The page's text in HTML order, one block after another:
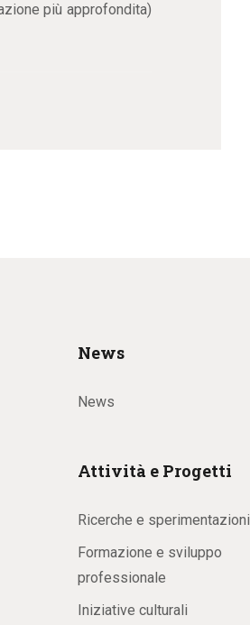
più approfondita)
News
News
Attività e Progetti
Ricerche e sperimentazioni
Formazione e sviluppo
professionale
Iniziative culturali